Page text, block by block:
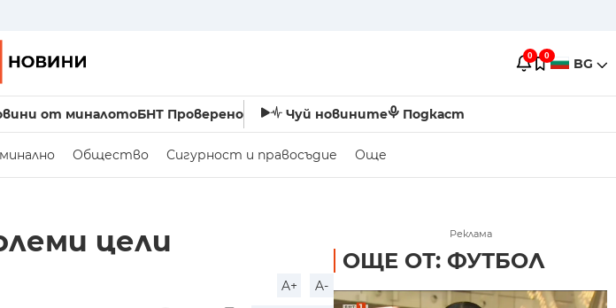
0 0 BG
от миналотоБНТ Проверено Чуй новините Подкаст
Общество Сигурност и правосъдие Още
цели
A+
A-
Реклама
ОЩЕ ОТ: ФУТБОЛ